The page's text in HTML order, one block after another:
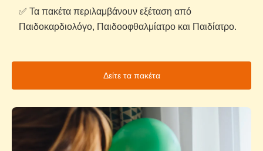
✅ Τα πακέτα περιλαμβάνουν εξέταση από
Παιδοκαρδιολόγο, Παιδοοφθαλμίατρο και Παιδίατρο.
Δείτε τα πακέτα